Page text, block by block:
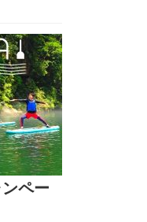
ペー